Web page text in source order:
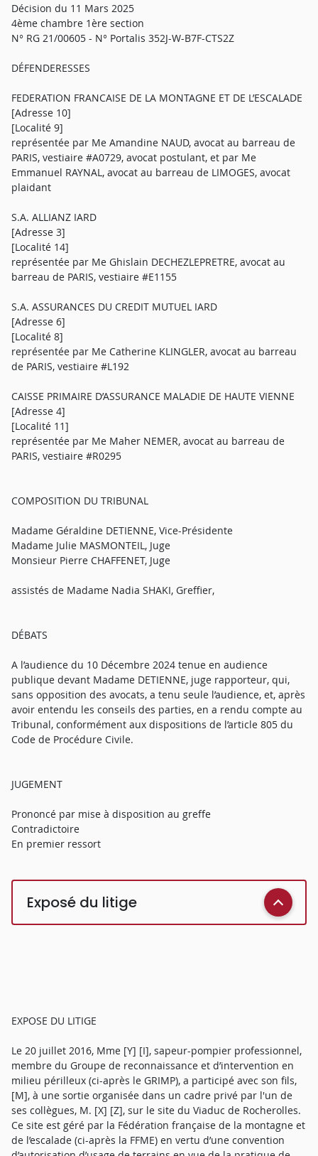
Décision du 11 Mars 2025
4ème chambre 1ère section
N° RG 21/00605 - N° Portalis 352J-W-B7F-CTS2Z
DÉFENDERESSES
FEDERATION FRANCAISE DE LA MONTAGNE ET DE L’ESCALADE
[Adresse 10]
[Localité 9]
représentée par Me Amandine NAUD, avocat au barreau de
PARIS, vestiaire #A0729, avocat postulant, et par Me
Emmanuel RAYNAL, avocat au barreau de LIMOGES, avocat
plaidant
S.A. ALLIANZ IARD
[Adresse 3]
[Localité 14]
représentée par Me Ghislain DECHEZLEPRETRE, avocat au
barreau de PARIS, vestiaire #E1155
S.A. ASSURANCES DU CREDIT MUTUEL IARD
[Adresse 6]
[Localité 8]
représentée par Me Catherine KLINGLER, avocat au barreau
de PARIS, vestiaire #L192
CAISSE PRIMAIRE D’ASSURANCE MALADIE DE HAUTE VIENNE
[Adresse 4]
[Localité 11]
représentée par Me Maher NEMER, avocat au barreau de
PARIS, vestiaire #R0295
COMPOSITION DU TRIBUNAL
Madame Géraldine DETIENNE, Vice-Présidente
Madame Julie MASMONTEIL, Juge
Monsieur Pierre CHAFFENET, Juge
assistés de Madame Nadia SHAKI, Greffier,
DÉBATS
A l’audience du 10 Décembre 2024 tenue en audience
publique devant Madame DETIENNE, juge rapporteur, qui,
sans opposition des avocats, a tenu seule l’audience, et, après
avoir entendu les conseils des parties, en a rendu compte au
Tribunal, conformément aux dispositions de l’article 805 du
Code de Procédure Civile.
JUGEMENT
Prononcé par mise à disposition au greffe
Contradictoire
En premier ressort
Exposé du litige
EXPOSE DU LITIGE
Le 20 juillet 2016, Mme [Y] [I], sapeur-pompier professionnel,
membre du Groupe de reconnaissance et d’intervention en
milieu périlleux (ci-après le GRIMP), a participé avec son fils,
[M], à une sortie organisée dans un cadre privé par l'un de
ses collègues, M. [X] [Z], sur le site du Viaduc de Rocherolles.
Ce site est géré par la Fédération française de la montagne et
de l’escalade (ci-après la FFME) en vertu d’une convention